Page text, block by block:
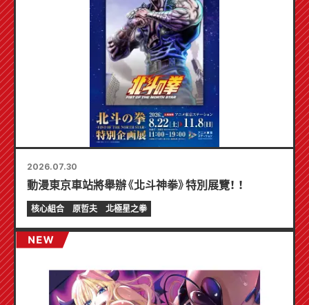
2026.07.30
動漫東京車站將舉辦《北斗神拳》特別展覽！ ！
核心組合 原哲夫 北極星之拳